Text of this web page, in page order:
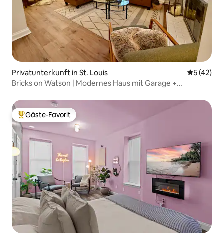
Privatunterkunft in St. Louis
5 (42)
Bricks on Watson | Modernes Haus mit Garage +
Beliebter Gäste-Favorit.
Gäste-Favorit